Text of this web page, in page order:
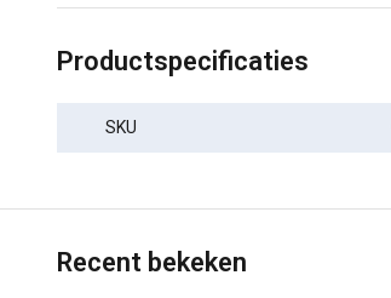
Productspecificaties
SKU
Recent bekeken